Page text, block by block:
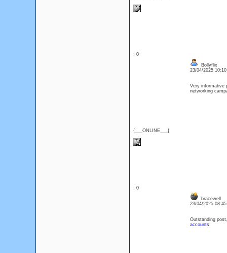
: 0
{___ONLINE___}
Bollyflix
23/04/2025
Very informative
networking
: 0
bracewell
23/04/2025
Outstanding
accounts